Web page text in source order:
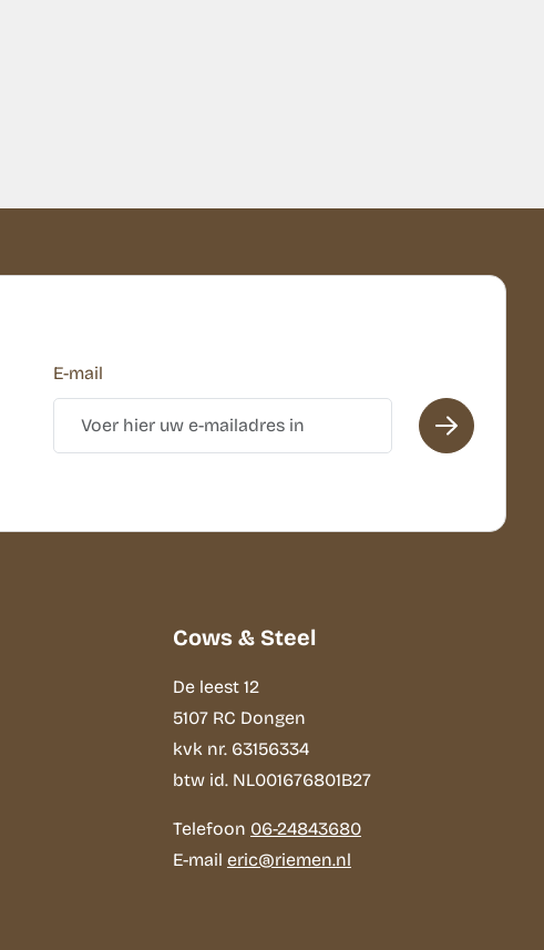
E-mail
Cows & Steel
De leest 12
5107 RC Dongen
kvk nr. 63156334
btw id. NL001676801B27
Telefoon 06-24843680
E-mail eric@riemen.nl